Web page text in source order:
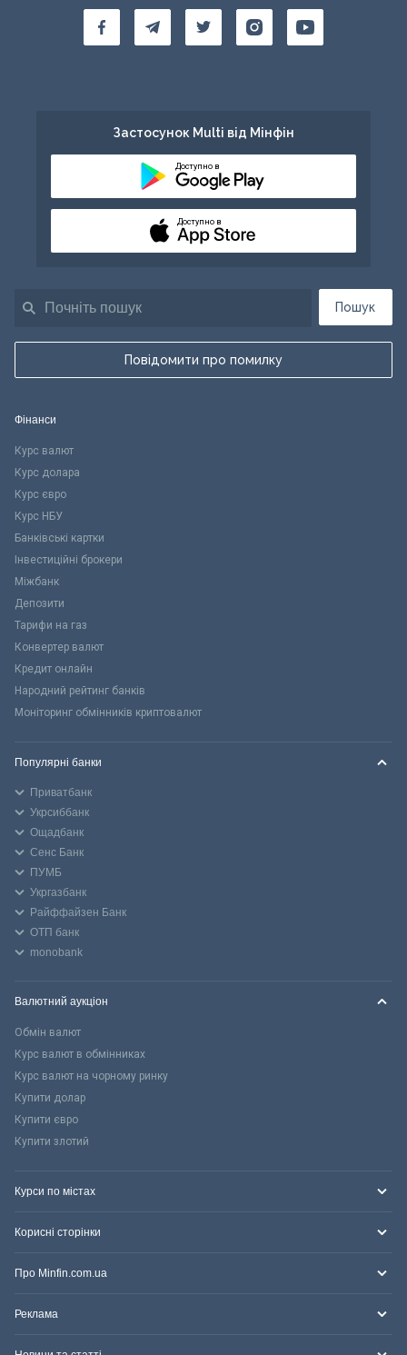
Пошук
Повідомити про помилку
Застосунок Multi від Мінфін
Доступно в
Доступно в
Фінанси
Курс валют
Курс долара
Курс євро
Курс НБУ
Банківські картки
Інвестиційні брокери
Міжбанк
Депозити
Тарифи на газ
Конвертер валют
Кредит онлайн
Народний рейтинг банків
Моніторинг обмінників криптовалют
Популярні банки
Приватбанк
Укрсиббанк
Ощадбанк
Сенс Банк
ПУМБ
Укргазбанк
Райффайзен Банк
ОТП банк
monobank
Валютний аукціон
Обмін валют
Курс валют в обмінниках
Курс валют на чорному ринку
Купити долар
Купити євро
Купити злотий
Курси по містах
Корисні сторінки
Про Minfin.com.ua
Реклама